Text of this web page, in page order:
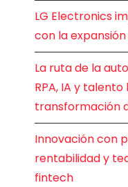
LG Electronics
con la
La ruta de la
RPA, IA y
transformación
Innovación con
rentabilidad y
fintech